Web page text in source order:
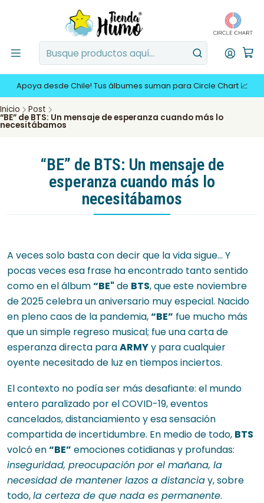
Apoya desde Chile! Tus álbumes suman para Circle Chart 📈
Inicio Post
“BE” de BTS: Un mensaje de esperanza cuando más lo
necesitábamos
“BE” de BTS: Un mensaje de
esperanza cuando más lo
necesitábamos
A veces solo basta con decir que la vida sigue... Y
pocas veces esa frase ha encontrado tanto sentido
como en el álbum“BE" de BTS, que este noviembre
de 2025 celebra un aniversario muy especial. Nacido
en pleno caos de la pandemia,“BE” fue mucho más
que un simple regreso musical; fue una carta de
esperanza directa paraARMYy para cualquier
oyente necesitado de luz en tiempos inciertos.
El contexto no podía ser más desafiante: el mundo
entero paralizado por el COVID-19, eventos
cancelados, distanciamiento y esa sensación
compartida de incertidumbre. En medio de todo, BTS
volcó en“BE” emociones cotidianas y profundas:
inseguridad, preocupación por el mañana, la
necesidad de mantener lazos a distanciay, sobre
todo,la certeza de que nada es permanente.